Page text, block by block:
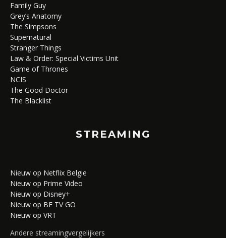
Family Guy
Grey’s Anatomy
The Simpsons
Supernatural
Stranger Things
Law & Order: Special Victims Unit
Game of Thrones
NCIS
The Good Doctor
The Blacklist
STREAMING
Nieuw op Netflix Belgie
Nieuw op Prime Video
Nieuw op Disney+
Nieuw op BE TV GO
Nieuw op VRT
Andere streamingvergelijkers